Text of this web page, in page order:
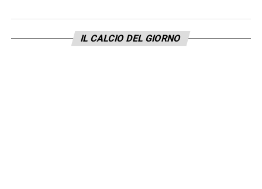
squadra che probabilmentenon raccoglie il
dovuto per quanto seminato. Il primo è
IL CALCIO DEL GIORNO